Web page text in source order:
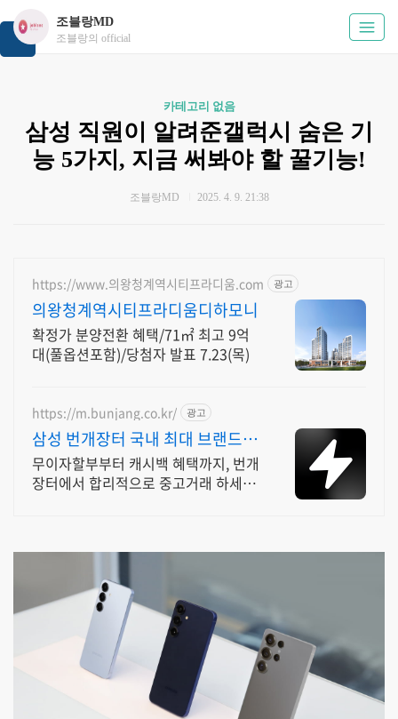
조블랑MD
조블랑의 official
카테고리 없음
삼성 직원이 알려준갤럭시 숨은 기
능 5가지, 지금 써봐야 할 꿀기능!
조블랑MD 2025. 4. 9. 21:38
https://www.의왕청계역시티프라디움.com 광고
의왕청계역시티프라디움디하모니
확정가 분양전환 혜택/71㎡ 최고 9억
대(풀옵션포함)/당첨자 발표 7.23(목)
https://m.bunjang.co.kr/ 광고
삼성 번개장터 국내 최대 브랜드
중고거래
무이자할부부터 캐시백 혜택까지, 번개
장터에서 합리적으로 중고거래 하세요